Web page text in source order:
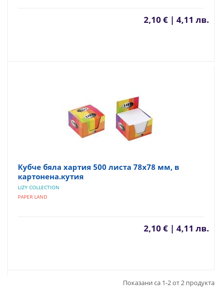
2,10 € | 4,11 лв.
Кубче бяла хартия 500 листа 78x78 мм, в
картонена.кутия
LIZY COLLECTION
PAPER LAND
2,10 € | 4,11 лв.
Показани са 1-2 от 2 продукта